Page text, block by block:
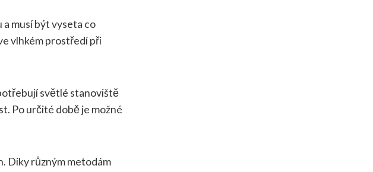
a musí být vyseta co
vlhkém prostředí při
světlé stanoviště
Po určité době je možné
Díky různým metodám